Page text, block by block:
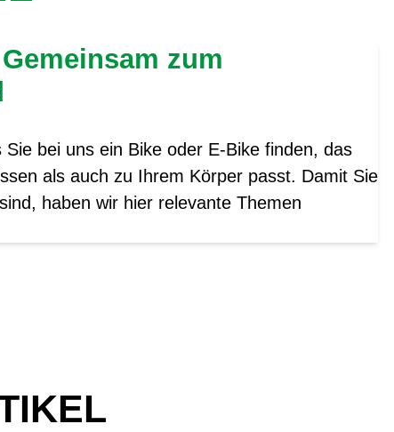
zum
bei uns ein Bike oder E-Bike finden, das
als auch zu Ihrem Körper passt. Damit Sie
haben wir hier relevante Themen